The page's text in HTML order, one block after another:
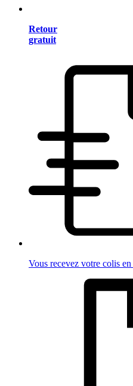
Retour
gratuit
Vous recevez votre colis